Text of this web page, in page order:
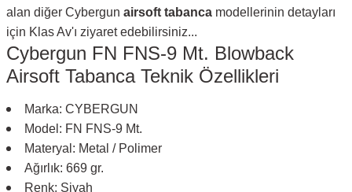
alan diğer Cybergun airsoft tabanca modellerinin detayları
için Klas Av'ı ziyaret edebilirsiniz...
Cybergun FN FNS-9 Mt. Blowback
Airsoft Tabanca Teknik Özellikleri
Marka: CYBERGUN
Model: FN FNS-9 Mt.
Materyal: Metal / Polimer
Ağırlık: 669 gr.
Renk: Siyah